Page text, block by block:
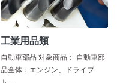
工業用品類
自動車部品 対象商品： 自動車部
品全体：エンジン、ドライブ